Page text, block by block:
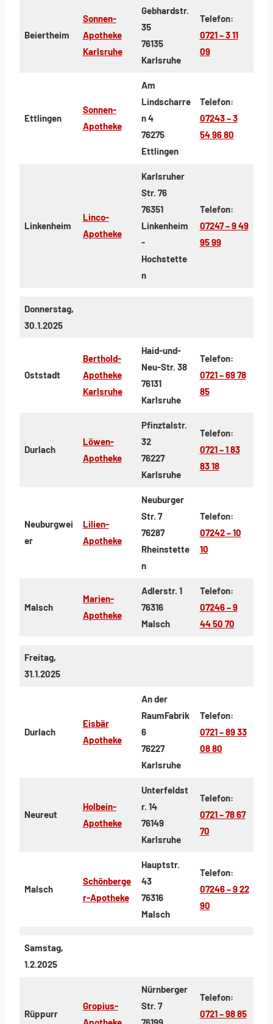
Beiertheim
Sonnen-
Apotheke
Karlsruhe
Gebhardstr.
35
76135
Karlsruhe
Telefon:
0721 – 3 11
09
Ettlingen
Sonnen-
Apotheke
Am
Lindscharre
n 4
76275
Ettlingen
Telefon:
07243 – 3
54 96 80
Linkenheim
Linco-
Apotheke
Karlsruher
Str. 76
76351
Linkenheim
-
Hochstette
n
Telefon:
07247 – 9 49
95 99
Donnerstag,
30.1.2025
Oststadt
Berthold-
Apotheke
Karlsruhe
Haid-und-
Neu-Str. 38
76131
Karlsruhe
Telefon:
0721 – 69 78
85
Durlach
Löwen-
Apotheke
Pfinztalstr.
32
76227
Karlsruhe
Telefon:
0721 – 1 83
83 18
Neuburgwei
er
Lilien-
Apotheke
Neuburger
Str. 7
76287
Rheinstette
n
Telefon:
07242 – 10
10
Malsch
Marien-
Apotheke
Adlerstr. 1
76316
Malsch
Telefon:
07246 – 9
44 50 70
Freitag,
31.1.2025
Durlach
Eisbär
Apotheke
An der
RaumFabrik
6
76227
Karlsruhe
Telefon:
0721 – 89 33
08 80
Neureut
Holbein-
Apotheke
Unterfeldst
r. 14
76149
Karlsruhe
Telefon:
0721 – 78 67
70
Malsch
Schönberge
r-Apotheke
Hauptstr.
43
76316
Malsch
Telefon:
07246 – 9 22
90
Samstag,
1.2.2025
Rüppurr
Gropius-
Nürnberger
Str. 7
Telefon:
0721 – 98 85